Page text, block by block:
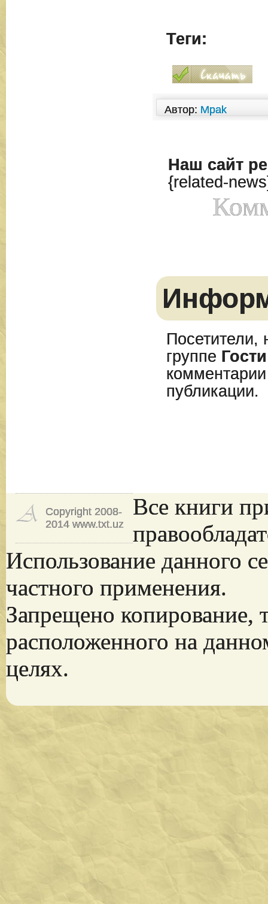
Теги:
Автор: Mpak
Наш сайт
{related-
Посетители,
группе Гости
публикации.
Copyright 2008-
2014 www.txt.uz
Все книги
Использование данного
частного применения.
Запрещено копирование,
расположенного на
целях.